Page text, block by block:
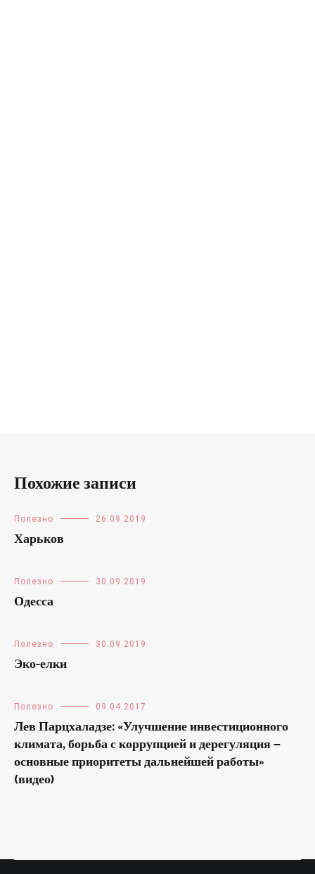
Похожие записи
Полезно 26.09.2019
Харьков
Полезно 30.09.2019
Одесса
Полезно 30.09.2019
Эко-елки
Полезно 09.04.2017
Лев Парцхаладзе: «Улучшение инвестиционного
климата, борьба с коррупцией и дерегуляция —
основные приоритеты дальнейшей работы»
(видео)